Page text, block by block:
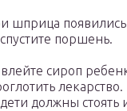
шприца
поршень.
сироп
должны стоять